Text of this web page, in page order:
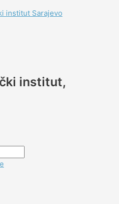
institut Sarajevo
institut,